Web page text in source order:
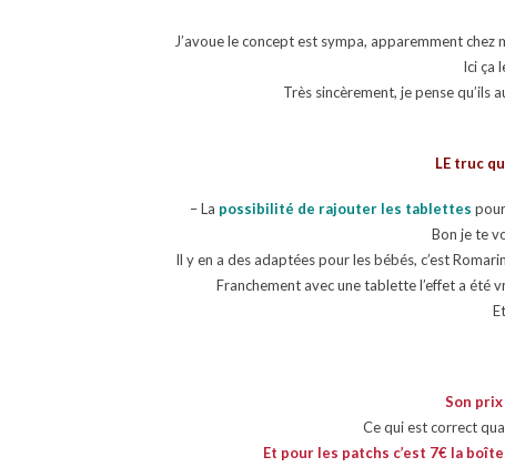
J’avoue le concept est sympa, apparemment chez
Ici ça
Très sincèrement, je pense qu’ils
LE truc
– La possibilité de rajouter les tablettes
Bon je te
Il y en a des adaptées pour les bébés, c’est
Franchement avec une tablette l’effet a été
Son
Ce qui est correct
Et pour les patchs c’est 7€ la